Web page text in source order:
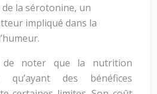
la sérotonine, un
impliqué dans la
noter que la nutrition
qu’ayant des bénéfices